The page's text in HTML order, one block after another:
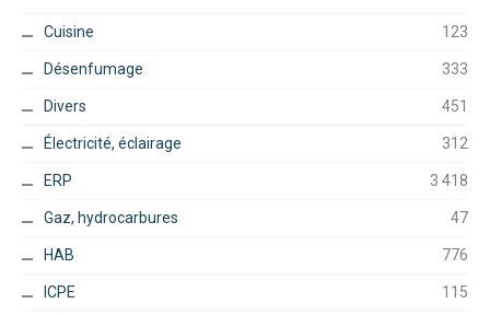
Cuisine 123
Désenfumage 333
Divers 451
Électricité, éclairage 312
ERP 3 418
Gaz, hydrocarbures 47
HAB 776
ICPE 115